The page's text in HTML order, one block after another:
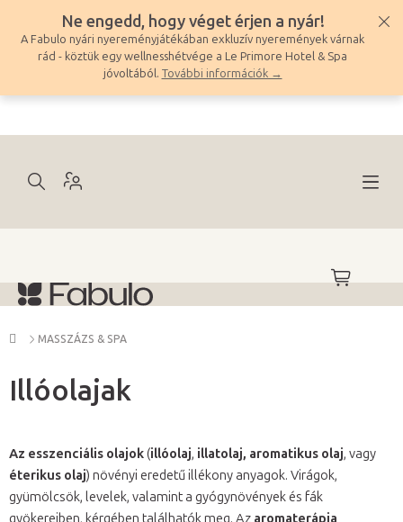
tartalomhoz
Ne engedd, hogy véget érjen a nyár!
A Fabulo nyári nyereményjátékában exkluzív nyeremények várnak
rád - köztük egy wellnesshétvége a Le Primore Hotel & Spa
jóvoltából. További információk →
KOSÁR
Kezdőlap
MASSZÁZS & SPA
Illóolajak
Az esszenciális olajok(illóolaj, illatolaj, aromatikus olaj, vagy
éterikus olaj) növényi eredetű illékony anyagok. Virágok,
gyümölcsök, levelek, valamint a gyógynövények és fák
gyökereiben, kérgében találhatók meg. Az aromaterápia